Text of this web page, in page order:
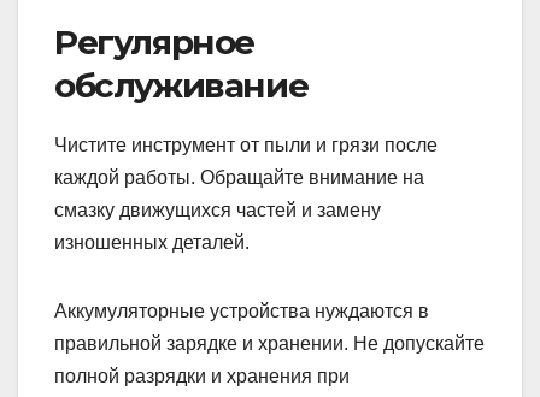
Регулярное
обслуживание
Чистите инструмент от пыли и грязи после
каждой работы. Обращайте внимание на
смазку движущихся частей и замену
изношенных деталей.
Аккумуляторные устройства нуждаются в
правильной зарядке и хранении. Не допускайте
полной разрядки и хранения при